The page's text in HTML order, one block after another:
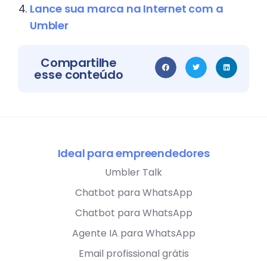
Lance sua marca na Internet com a
Umbler
Compartilhe
esse conteúdo
Ideal para empreendedores
Umbler Talk
Chatbot para WhatsApp
Chatbot para WhatsApp
Agente IA para WhatsApp
Email profissional grátis